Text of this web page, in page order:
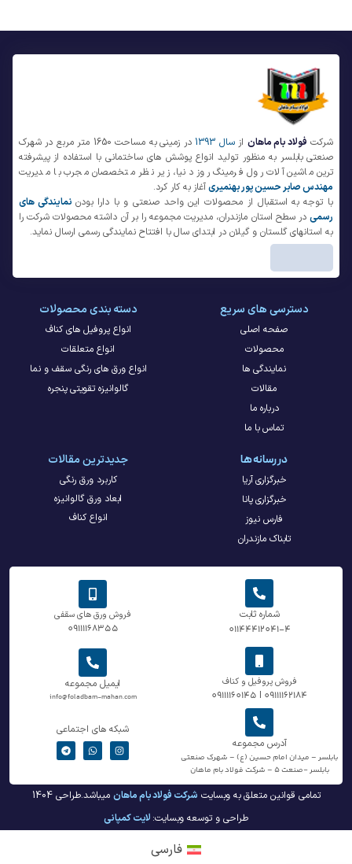
شرکت فولاد بام ماهان ازسال 1393
در زمینی به مساحت 1650 متر مربع در شهرک
صنعتی بابلسر به منظور تولید انواع پوشش های ساختمانی با استفاده از پیشرفته
ترین ماشین آلات رول فرمینگ روز دنیا، زیر نظر متخصصان مجرب با مدیریت
مهندس صابر حسین پور بهنمیریآغاز به کار کرد.
با توجه به استقبال از محصولات این واحد صنعتی و با دارا بودن نمایندگی های
رسمی در سطح استان مازندران، مدیریت مجموعه را بر آن داشته محصولات شرکت را
به استانهای گلستان و گیلان در ابتدای سال با افتتاح نمایندگی رسمی ارسال نماید.
دسترسی های سریع
صفحه اصلی
محصولات
نمایندگی ها
مقالات
درباره ما
تماس با ما
دسته بندی محصولات
انواع پروفیل های کناف
انواع متعلقات
انواع ورق های رنگی سقف و نما
گالوانیزه تقویتی پنجره
در رسانه ها
خبرگزاری آریا
خبرگزاری پانا
فارس نیوز
تابناک مازندران
جدیدترین مقالات
کاربرد ورق رنگی
ابعاد ورق گالوانیزه
انواع کناف
شماره ثابت
01144412041-4
فروش ورق های سقفی
09111168355
فروش پروفیل و کناف
09111162184 | 09111160145
ایمیل مجموعه
info@foladbam-mahan.com
آدرس مجموعه
بابلسر – میدان امام حسین (ع) – شهرک صنعتی
بابلسر -صنعت 5 – شرکت فولاد بام ماهان
شبکه های اجتماعی
تمامی قوانین متعلق به وبسایت شرکت فولاد بام ماهان میباشد.طراحی 1404
طراحی و توسعه وبسایت: لایت کمپانی
فارسی